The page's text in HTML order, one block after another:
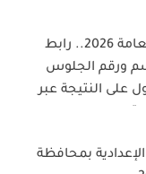
نتيجة الثانوية العامة 2026.. رابط
ورقم الجلوس
على النتيجة عبر
بمحافظة